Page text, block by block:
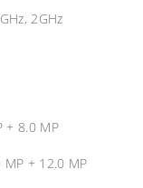
2GHz
+ 8.0 MP
+ 12.0 MP